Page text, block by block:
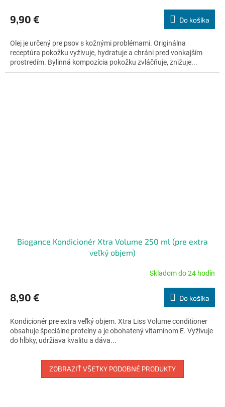
produktu
je
z
5
hviezdičiek.
9,90 € Do košíka
Olej je určený pre psov s kožnými problémami. Originálna
receptúra pokožku vyživuje, hydratuje a chráni pred vonkajším
prostredím. Bylinná kompozícia pokožku zvláčňuje, znižuje...
Biogance Kondicionér Xtra Volume 250 ml (pre extra
veľký objem)
produktu
je
z
5
hviezdičiek.
Skladom do 24 hodín
8,90 € Do košíka
Kondicionér pre extra veľký objem. Xtra Liss Volume conditioner
obsahuje špeciálne proteíny a je obohatený vitamínom E. Vyživuje
do hĺbky, udržiava kvalitu a dáva...
ZOBRAZIŤ VŠETKY PODOBNÉ PRODUKTY